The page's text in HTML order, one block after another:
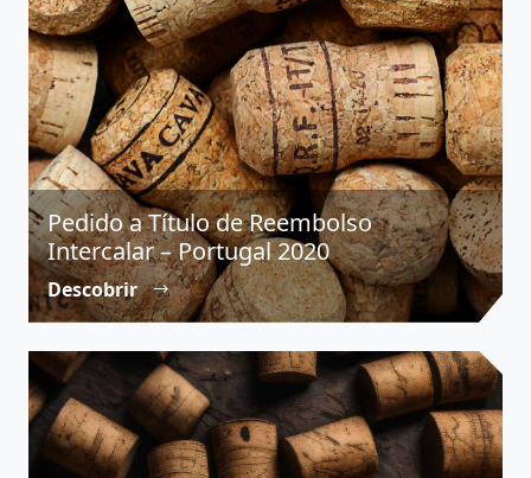
Pedido a Título de Reembolso
Intercalar – Portugal 2020
Descobrir